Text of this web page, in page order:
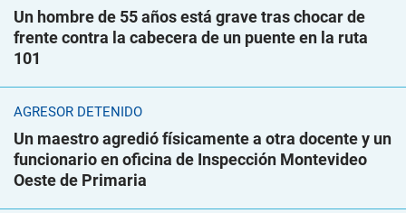
Un hombre de 55 años está grave tras chocar de
frente contra la cabecera de un puente en la ruta
101
AGRESOR DETENIDO
Un maestro agredió físicamente a otra docente y un
funcionario en oficina de Inspección Montevideo
Oeste de Primaria